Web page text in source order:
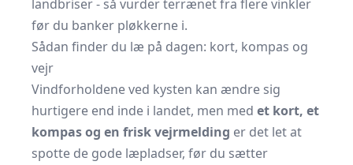
landbriser - så vurder terrænet fra flere vinkler
før du banker pløkkerne i.
Sådan finder du læ på dagen: kort, kompas og
vejr
Vindforholdene ved kysten kan ændre sig
hurtigere end inde i landet, men med et kort, et
kompas og en frisk vejrmelding er det let at
spotte de gode læpladser, før du sætter